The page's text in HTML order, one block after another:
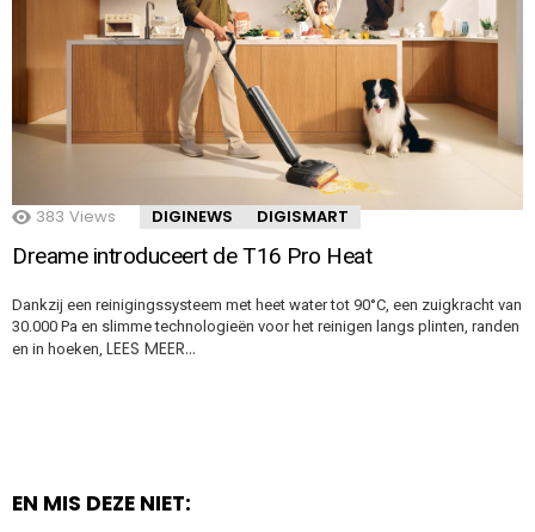
383 Views DIGINEWS DIGISMART
Dreame introduceert de T16 Pro Heat
Dankzij een reinigingssysteem met heet water tot 90°C, een zuigkracht van
30.000 Pa en slimme technologieën voor het reinigen langs plinten, randen
en in hoeken, LEES MEER…
EN MIS DEZE NIET: